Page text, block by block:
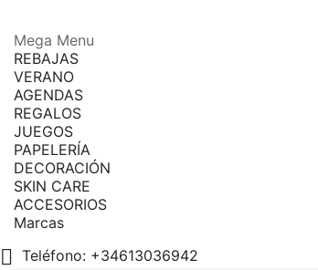
Mega Menu
REBAJAS
VERANO
AGENDAS
REGALOS
JUEGOS
PAPELERÍA
DECORACIÓN
SKIN CARE
ACCESORIOS
Marcas
 Teléfono: +34613036942